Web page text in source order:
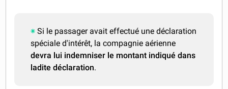
Si le passager avait effectué une déclaration
spéciale d'intérêt, la compagnie aérienne
devra lui indemniser le montant indiqué dans
ladite déclaration.